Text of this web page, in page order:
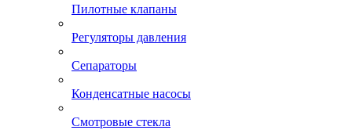
Пилотные клапаны
Регуляторы давления
Сепараторы
Конденсатные насосы
Смотровые стекла